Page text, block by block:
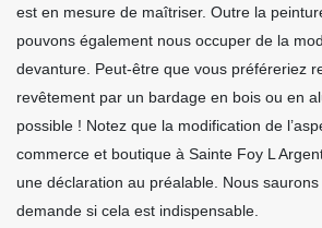
est en mesure de maîtriser. Outre la
pouvons également nous occuper de la
devanture. Peut-être que vous préféreriez
revêtement par un bardage en bois ou en
possible ! Notez que la modification de
commerce et boutique à Sainte Foy L
une déclaration au préalable. Nous
demande si cela est indispensable.